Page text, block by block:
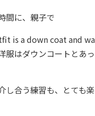
間に、親子で
is a down coat and
服はダウンコートとあ
し合う練習も、とても